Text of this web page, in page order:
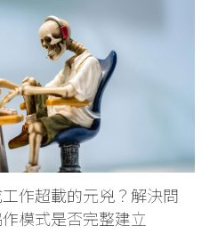
作超載的元兇？解決問
模式是否完整建立